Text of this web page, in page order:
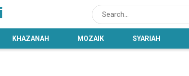
KHAZANAH MOZAIK SYARIAH